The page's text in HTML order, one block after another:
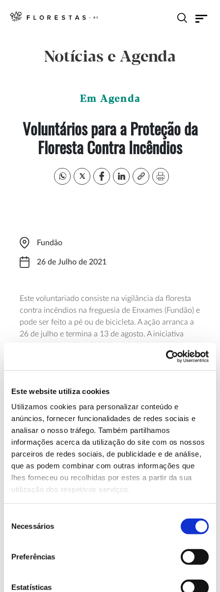
Este website utiliza cookies
Utilizamos cookies para personalizar conteúdo e
anúncios, fornecer funcionalidades de redes sociais e
analisar o nosso tráfego. Também partilhamos
informações acerca da utilização do site com os nossos
parceiros de redes sociais, de publicidade e de análise,
que as podem combinar com outras informações que
lhes forneceu ou recolhidas por estes a partir da sua
utilização dos respetivos serviços.
Necessários
Preferências
Estatísticas
Notícias e Agenda
Em Agenda
Voluntários para a Proteção da
Floresta Contra Incêndios
Fundão
26 de Julho de 2021
Este voluntariado consiste na vigilância da floresta
contra incêndios na freguesia de Enxames (Fundão) e
pode ser feito a pé ou de bicicleta. A ação arranca a
26 de julho e termina a 13 de agosto. A iniciativa
insere-se no âmbito do Voluntariado Jovem para a
Natureza e Florestas e oferece ajudas de custo para
alimentação e transporte a todos os inscritos entre
formulário.
Saiba mais sobre este programa de
voluntariado
13.07.2026
Genoma do priolo e de outras espécies em risco:
conhecer para conservar
02.07.2026
cidadãos chamados a ajudar